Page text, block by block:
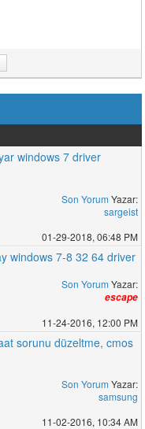
windows 7 driver
Son Yorum Yazar:
sargeist
01-29-2018, 06:48 PM
windows 7-8 32 64 driver
Son Yorum Yazar:
escape
11-24-2016, 12:00 PM
sorunu düzeltme, cmos
Son Yorum Yazar:
samsung
11-02-2016, 10:34 AM